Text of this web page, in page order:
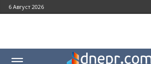
6 Август 2026